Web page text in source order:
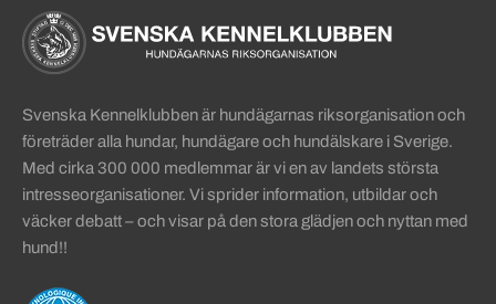
Sidinformation och
Köpa hund startsida
Svenska Kennelklubben är hundägarnas riksorganisation och
företräder alla hundar, hundägare och hundälskare i Sverige.
Med cirka 300 000 medlemmar är vi en av landets största
intresseorganisationer. Vi sprider information, utbildar och
väcker debatt – och visar på den stora glädjen och nyttan med
hund!!